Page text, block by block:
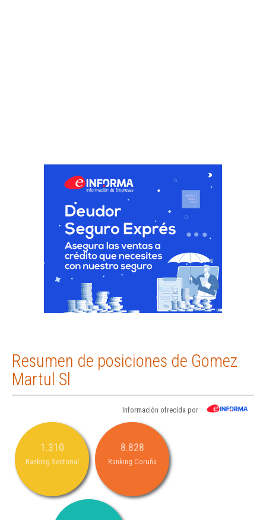
Resumen de posiciones de Gomez
Martul Sl
Información ofrecida por
1.310
Ranking Sectorial
8.828
Ranking Coruña